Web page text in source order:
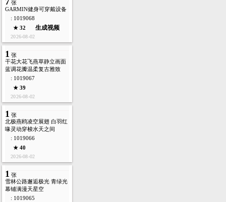
张
GARMIN健身可穿戴设备
: 1019068
★ 32
生成视频
2026-08-02
1 张
干花大花飞燕草静立画面
蓝调花瓣温柔复古雅致
: 1019067
★ 39
2026-08-02
1 张
北极燕鸥凌空展翅 白羽红
喙灵动穿梭水天之间
: 1019066
★ 40
2026-08-02
1 张
雪林公路邂逅极光 青绿光
幕铺满漫天星空
: 1019065